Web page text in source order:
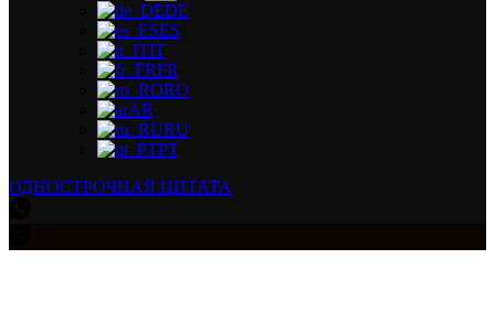
DE
ES
IT
FR
RO
AR
RU
PT
ОДНОСТРОЧНАЯ ЦИТАТА